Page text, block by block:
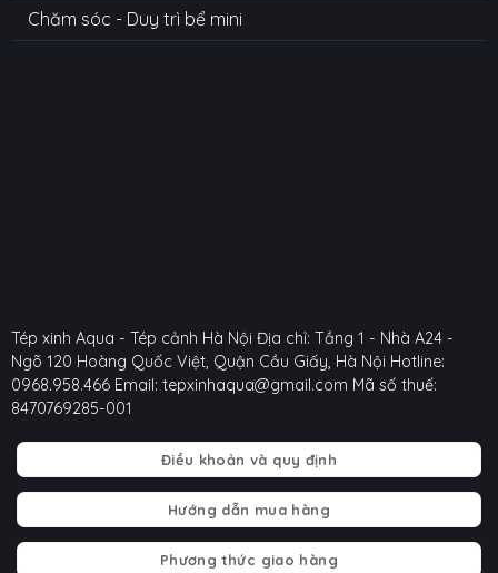
Chăm sóc - Duy trì bể mini
Tép xinh Aqua - Tép cảnh Hà Nội Địa chỉ: Tầng 1 - Nhà A24 -
Ngõ 120 Hoàng Quốc Việt, Quận Cầu Giấy, Hà Nội Hotline:
0968.958.466 Email: tepxinhaqua@gmail.com Mã số thuế:
8470769285-001
Điều khoản và quy định
Hướng dẫn mua hàng
Phương thức giao hàng